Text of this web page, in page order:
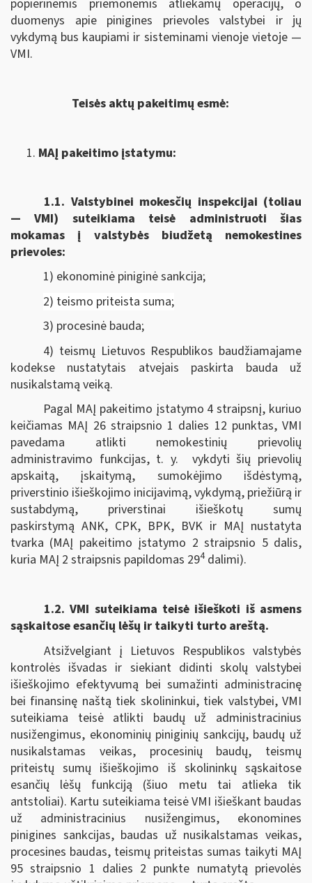
popierinėmis priemonėmis atliekamų operacijų, o
duomenys apie pinigines prievoles valstybei ir jų
vykdymą bus kaupiami ir sisteminami vienoje vietoje —
VMI.
Teisės aktų pakeitimų esmė:
MAĮ pakeitimo įstatymu:
1.1. Valstybinei mokesčių inspekcijai (toliau
— VMI) suteikiama
teisė administruoti šias
mokamas į valstybės biudžetą nemokestines
prievoles:
1) ekonominė piniginė sankcija;
2) teismo priteista suma;
3) procesinė bauda;
4) teismų Lietuvos Respublikos baudžiamajame
kodekse nustatytais atvejais paskirta bauda už
nusikalstamą veiką.
Pagal MAĮ pakeitimo įstatymo 4 straipsnį, kuriuo
keičiamas MAĮ 26 straipsnio 1 dalies 12 punktas, VMI
pavedama atlikti nemokestinių prievolių
administravimo funkcijas, t. y. vykdyti šių prievolių
apskaitą, įskaitymą, sumokėjimo išdėstymą,
priverstinio išieškojimo inicijavimą, vykdymą, priežiūrą ir
sustabdymą, priverstinai išieškotų sumų
paskirstymą ANK, CPK, BPK, BVK ir MAĮ nustatyta
tvarka (MAĮ pakeitimo įstatymo 2 straipsnio 5 dalis,
kuria MAĮ 2 straipsnis papildomas 294dalimi).
1.2. VMI suteikiama teisė išieškoti iš asmens
sąskaitose esančių lėšų ir taikyti turto areštą.
Atsižvelgiant į Lietuvos Respublikos valstybės
kontrolės išvadas ir siekiant didinti skolų valstybei
išieškojimo efektyvumą bei sumažinti administracinę
bei finansinę naštą tiek skolininkui, tiek valstybei, VMI
suteikiama teisė atlikti baudų už administracinius
nusižengimus, ekonominių piniginių sankcijų, baudų už
nusikalstamas veikas, procesinių baudų, teismų
priteistų sumų išieškojimo iš skolininkų sąskaitose
esančių lėšų funkciją (šiuo metu tai atlieka tik
antstoliai). Kartu suteikiama teisė VMI išieškant baudas
už administracinius nusižengimus, ekonomines
pinigines sankcijas, baudas už nusikalstamas veikas,
procesines baudas, teismų priteistas sumas taikyti MAĮ
95 straipsnio 1 dalies 2 punkte numatytą prievolės